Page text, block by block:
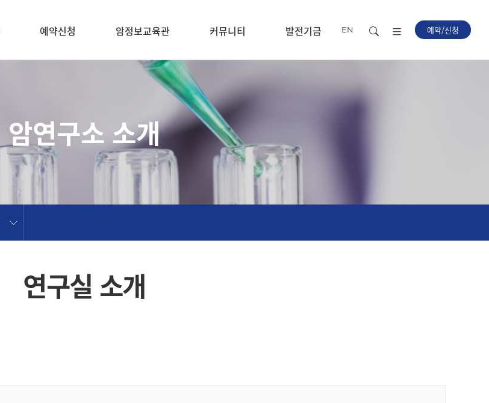
예약신청 암정보교육관 커뮤니티 발전기금 EN 예약/신청
암연구소 소개
연구실 소개